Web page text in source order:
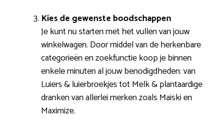
Kies de gewenste boodschappen
Je kunt nu starten met het vullen van jouw
winkelwagen. Door middel van de herkenbare
categorieën en zoekfunctie koop je binnen
enkele minuten al jouw benodigdheden: van
Luiers & luierbroekjes tot Melk & plantaardige
dranken van allerlei merken zoals Maiski en
Maximize.